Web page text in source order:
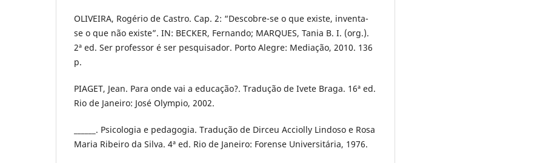
OLIVEIRA, Rogério de Castro. Cap. 2: “Descobre-se o que existe, inventa-
se o que não existe”. IN: BECKER, Fernando; MARQUES, Tania B. I. (org.).
2ª ed. Ser professor é ser pesquisador. Porto Alegre: Mediação, 2010. 136
p.
PIAGET, Jean. Para onde vai a educação?. Tradução de Ivete Braga. 16ª ed.
Rio de Janeiro: José Olympio, 2002.
______. Psicologia e pedagogia. Tradução de Dirceu Acciolly Lindoso e Rosa
Maria Ribeiro da Silva. 4ª ed. Rio de Janeiro: Forense Universitária, 1976.